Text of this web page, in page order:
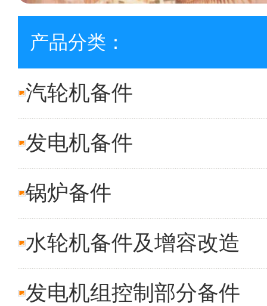
产品分类：
汽轮机备件
发电机备件
锅炉备件
水轮机备件及增容改造
发电机组控制部分备件